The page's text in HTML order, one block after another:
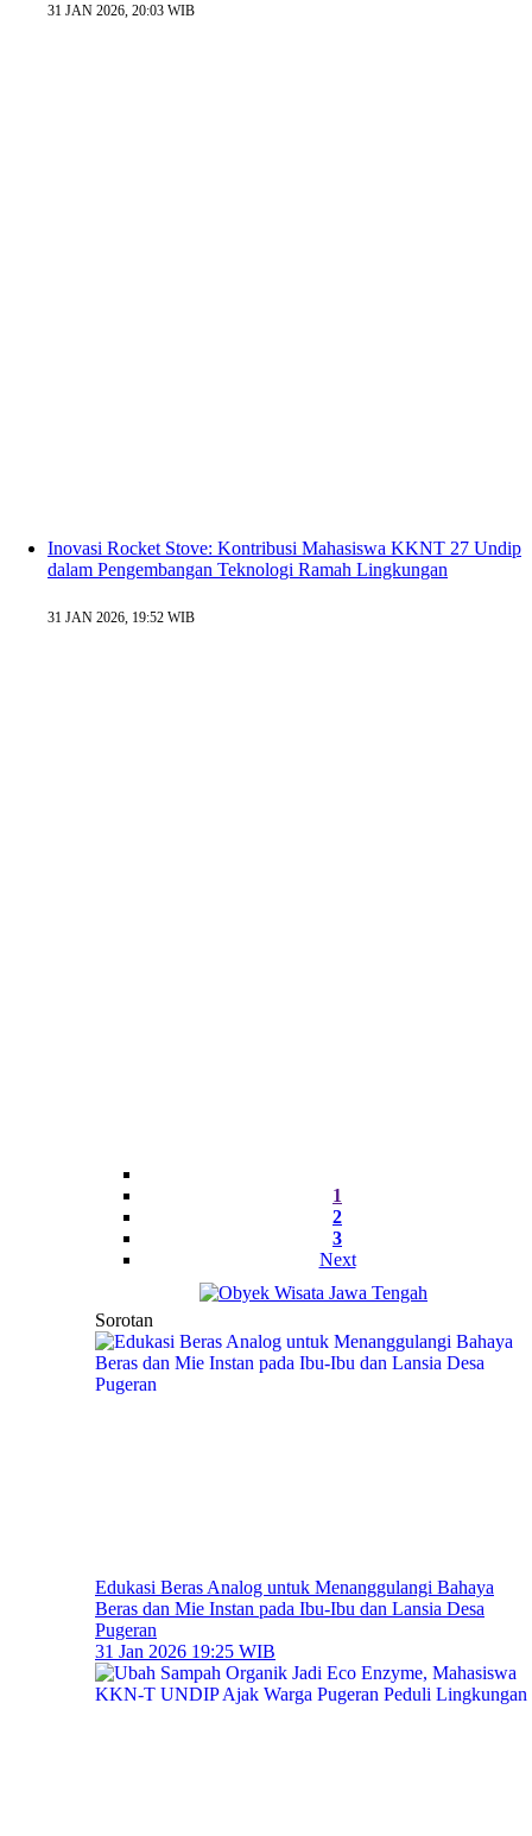
31 JAN 2026, 20:03 WIB
Inovasi Rocket Stove: Kontribusi Mahasiswa KKNT 27 Undip
dalam Pengembangan Teknologi Ramah Lingkungan
31 JAN 2026, 19:52 WIB
1
2
3
Next
Sorotan
Edukasi Beras Analog untuk Menanggulangi Bahaya
Beras dan Mie Instan pada Ibu-Ibu dan Lansia Desa
Pugeran
31 Jan 2026 19:25 WIB